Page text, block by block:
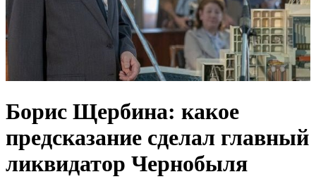
Борис Щербина: какое
предсказание сделал главный
ликвидатор Чернобыля